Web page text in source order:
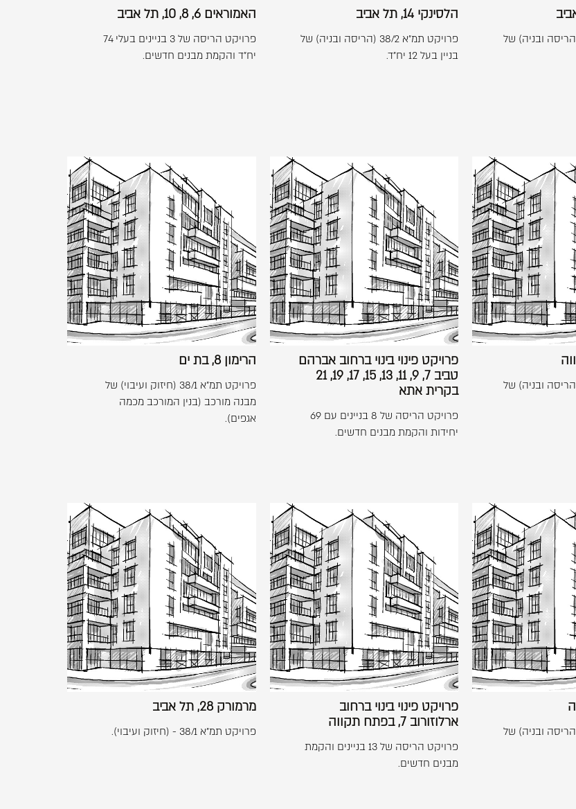
תמ"א 38/2 (הריסה ובניה) של
הלסינקי 14, תל אביב
פרויקט תמ"א 38/2 (הריסה ובניה) של
בניין בעל 12 יח"ד.
האמוראים 6, 8, 10, תל אביב
פרויקט הריסה של 3 בניינים בעלי 74
יח"ד והקמת מבנים חדשים.
לפתיחת
התמונה
בגדול
אצל
פתח
תקווה
תמ"א 38/2 (הריסה ובניה) של
לפתיחת
התמונה
בגדול
פרויקט
פינוי
בינוי
ברחוב
אברהם
טביב
9,
11,
15,
17,
פרויקט פינוי בינוי ברחוב אברהם
טביב 7, 9, 11, 13, 15, 17, 19, 21
בקרית אתא
פרויקט הריסה של 8 בניינים עם 69
יחידות והקמת מבנים חדשים.
לפתיחת
התמונה
בגדול
הרימון
בת
הרימון 8, בת ים
פרויקט תמ"א 38/1 (חיזוק ועיבוי) של
מבנה מורכב (בנין המורכב מכמה
אגפים).
לפתיחת
התמונה
בגדול
יוסף
הרצליה
תמ"א 38/2 (הריסה ובניה) של
לפתיחת
התמונה
בגדול
פרויקט
פינוי
בינוי
ברחוב
ארלוזורוב
7,
בפתח
תקווה
פרויקט פינוי בינוי ברחוב
ארלוזורוב 7, בפתח תקווה
פרויקט הריסה של 13 בניינים והקמת
מבנים חדשים.
לפתיחת
התמונה
בגדול
מרמורק
28,
תל
אביב
מרמורק 28, תל אביב
פרויקט תמ"א 38/1 - (חיזוק ועיבוי).